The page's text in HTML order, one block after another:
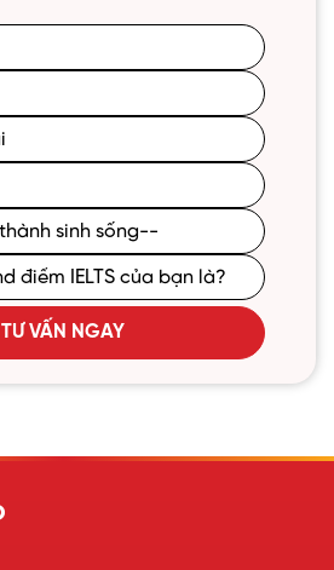
TƯ VẤN NGAY